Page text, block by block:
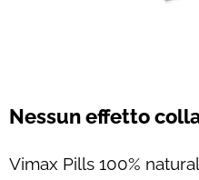
Nessun effetto
Vimax Pills 100%